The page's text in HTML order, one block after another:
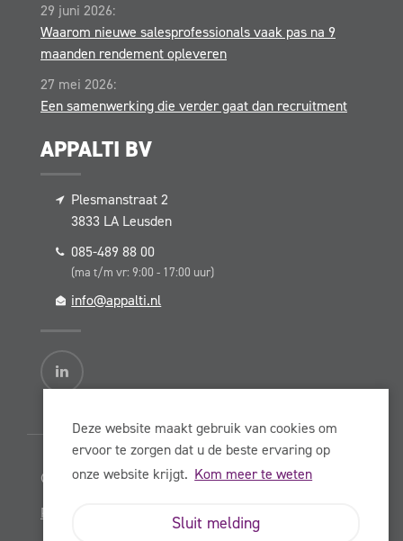
Deze website maakt gebruik van cookies om
ervoor te zorgen dat u de beste ervaring op
onze website krijgt. Kom meer te weten
Sluit melding
29 juni 2026:
Waarom nieuwe salesprofessionals vaak pas na 9
maanden rendement opleveren
27 mei 2026:
Een samenwerking die verder gaat dan recruitment
APPALTI BV
Plesmanstraat 2
3833 LA Leusden
085-489 88 00
(ma t/m vr: 9:00 - 17:00 uur)
info@appalti.nl
© Copyright Appalti BV 2026
Privacy Statement